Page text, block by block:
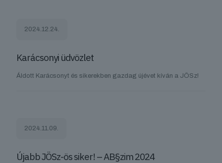
2024.12.24.
Karácsonyi üdvözlet
Áldott Karácsonyt és sikerekben gazdag újévet kíván a JÖSz!
2024.11.09.
Újabb JÖSz-ös siker! – AB§zim 2024